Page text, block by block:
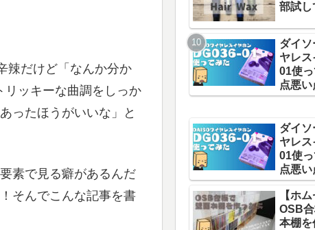
辣だけど「なんか分か
リッキーな曲調をしっか
ったほうがいいな」と
素で見る癖があるんだ
そんでこんな記事を書
部試し
ダイソ
ヤレ
01使
点悪い
ダイソ
ヤレ
01使
点悪い
【ホ
OSB
本棚を